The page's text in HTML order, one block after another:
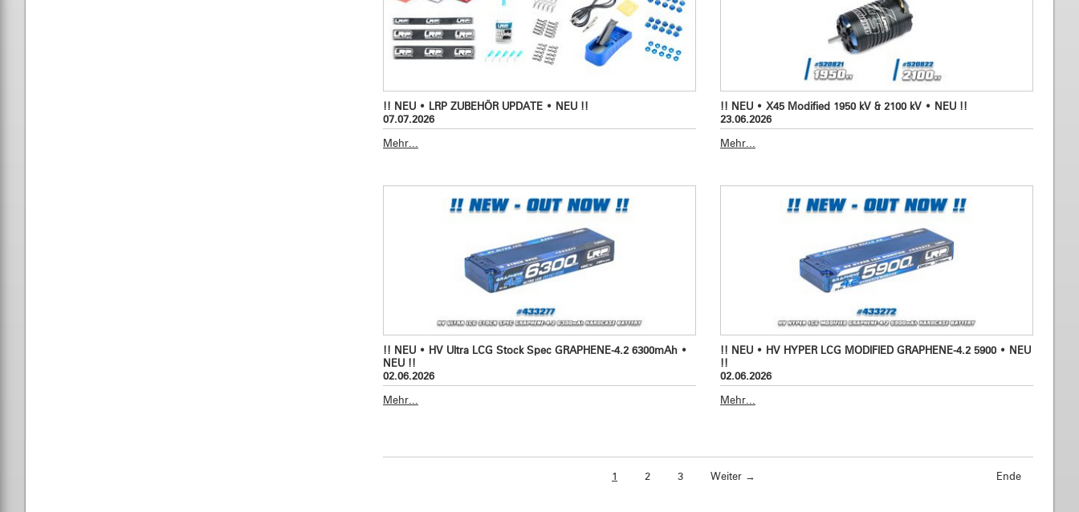
!! NEU • LRP ZUBEHÖR UPDATE • NEU !!
07.07.2026
Mehr...
!! NEU • X45 Modified 1950 kV & 2100 kV • NEU !!
23.06.2026
Mehr...
!! NEU • HV Ultra LCG Stock Spec GRAPHENE-4.2 6300mAh •
NEU !!
02.06.2026
Mehr...
!! NEU • HV HYPER LCG MODIFIED GRAPHENE-4.2 5900 • NEU
!!
02.06.2026
Mehr...
1 2 3 Weiter → Ende